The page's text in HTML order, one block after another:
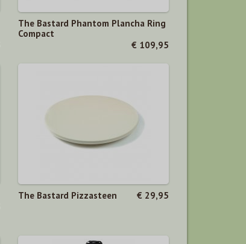
The Bastard Phantom Plancha Ring
Compact
€ 109,95
The Bastard Pizzasteen € 29,95